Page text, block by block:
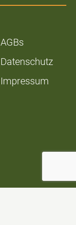
AGBs
Datenschutz
Impressum